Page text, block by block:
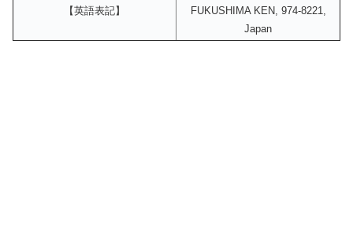
【英語表記】
FUKUSHIMA KEN, 974-8221,
Japan